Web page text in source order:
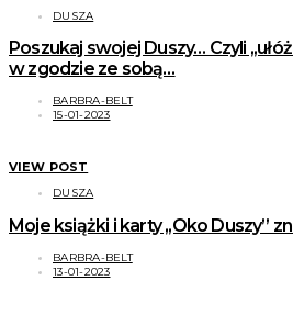
DUSZA
Poszukaj swojej Duszy… Czyli
w zgodzie ze sobą…
BARBRA-BELT
15-01-2023
VIEW POST
DUSZA
Moje książki i karty ,,Oko Duszy”
BARBRA-BELT
13-01-2023